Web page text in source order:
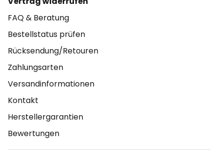
FAQ & Beratung
Bestellstatus prüfen
Rücksendung/Retouren
Zahlungsarten
Versandinformationen
Kontakt
Herstellergarantien
Bewertungen